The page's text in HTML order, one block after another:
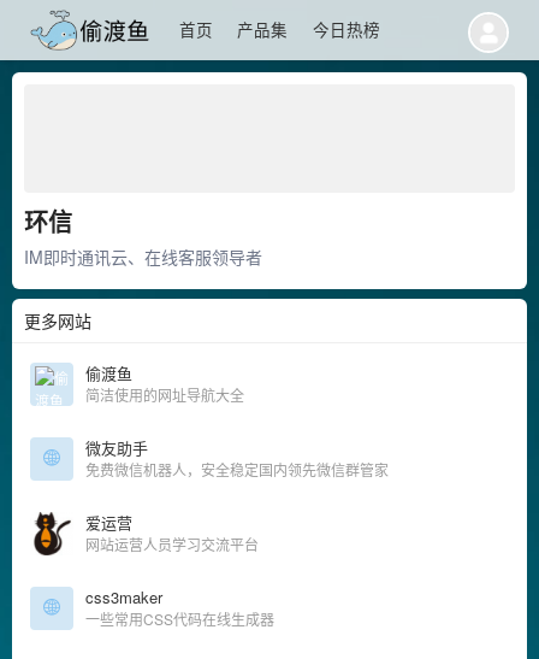
首页 产品集 今日热榜
环信
IM即时通讯云、在线客服领导者
更多网站
偷渡鱼
简洁使用的网址导航大全
微友助手
免费微信机器人，安全稳定国内领先微信群管家
爱运营
网站运营人员学习交流平台
css3maker
一些常用CSS代码在线生成器